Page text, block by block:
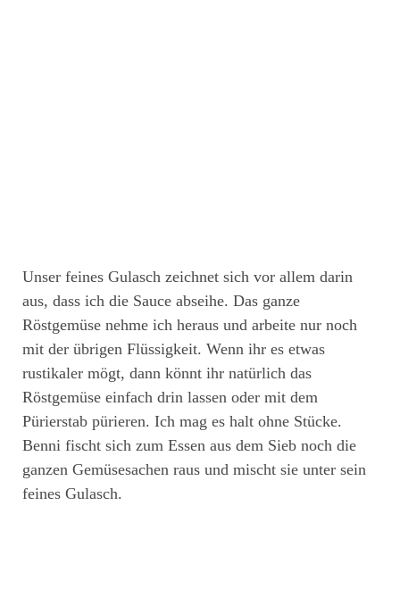
Unser feines Gulasch zeichnet sich vor allem darin
aus, dass ich die Sauce abseihe. Das ganze
Röstgemüse nehme ich heraus und arbeite nur noch
mit der übrigen Flüssigkeit. Wenn ihr es etwas
rustikaler mögt, dann könnt ihr natürlich das
Röstgemüse einfach drin lassen oder mit dem
Pürierstab pürieren. Ich mag es halt ohne Stücke.
Benni fischt sich zum Essen aus dem Sieb noch die
ganzen Gemüsesachen raus und mischt sie unter sein
feines Gulasch.